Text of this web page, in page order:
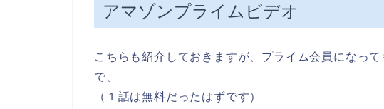
アマゾンプライムビデオ
こちらも紹介しておきますが、プライム会員になっ
で、
（１話は無料だったはずです）